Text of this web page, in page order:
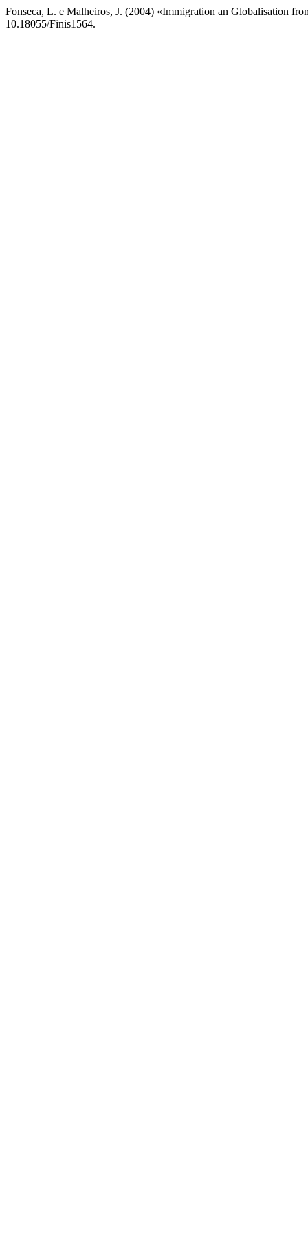
Fonseca, L. e Malheiros, J. (2004) «Immigration an Globalisation
10.18055/Finis1564.